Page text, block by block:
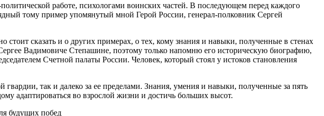
работе, психологами воинских частей. В последующем перед каждого
тому пример упомянутый мной Герой России, генерал-полковник Сергей
сказать и о других примерах, о тех, кому знания и навыки, полученные в стенах
Вадимовиче Степашине, поэтому только напомню его историческую биографию,
Счетной палаты России. Человек, который стоял у истоков становления
так и далеко за ее пределами. Знания, умения и навыки, полученные за пять
адаптироваться во взрослой жизни и достичь больших высот.